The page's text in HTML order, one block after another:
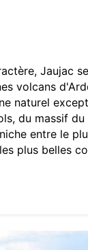
Jaujac
volcans
naturel
du massif
entre le
plus belles